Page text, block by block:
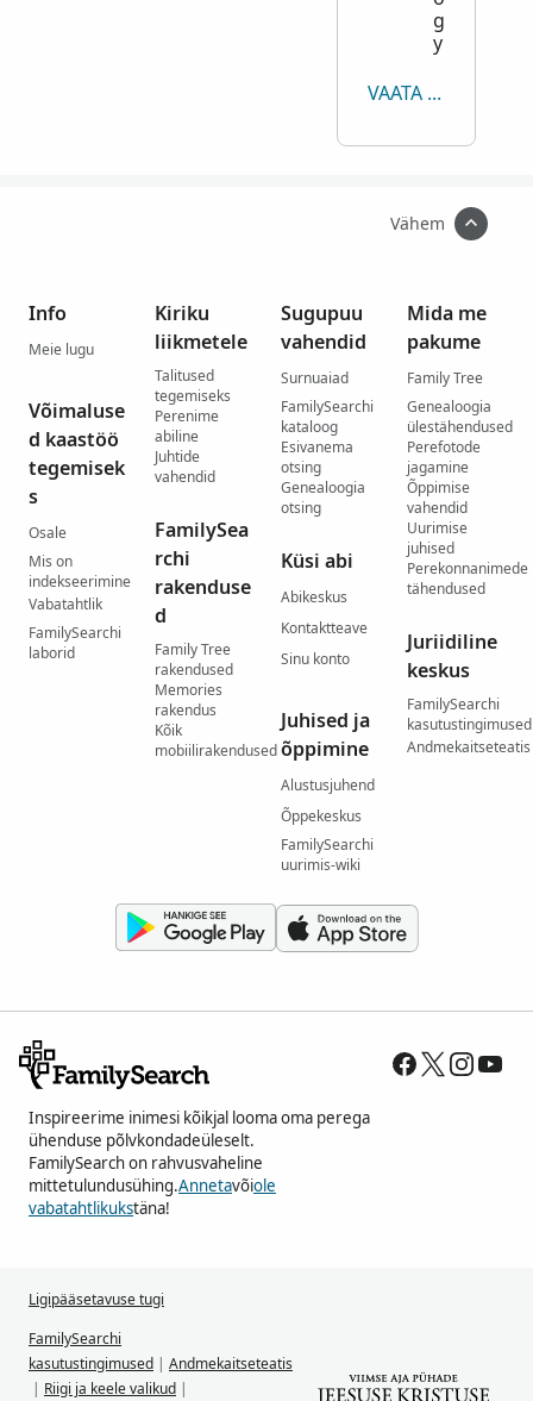
g
y
VAATA KÕIKE
Vähem
Info
Meie lugu
Võimaluse
d kaastöö
tegemisek
s
Osale
Mis on
indekseerimine
Vabatahtlik
FamilySearchi
laborid
Kiriku
liikmetele
Talitused
tegemiseks
Perenime
abiline
Juhtide
vahendid
FamilySea
rchi
rakenduse
d
Family Tree
rakendused
Memories
rakendus
Kõik
mobiilirakendused
Sugupuu
vahendid
Surnuaiad
FamilySearchi
kataloog
Esivanema
otsing
Genealoogia
otsing
Küsi abi
Abikeskus
Kontaktteave
Sinu konto
Juhised ja
õppimine
Alustusjuhend
Õppekeskus
FamilySearchi
uurimis-wiki
Mida me
pakume
Family Tree
Genealoogia
ülestähendused
Perefotode
jagamine
Õppimise
vahendid
Uurimise
juhised
Perekonnanimede
tähendused
Juriidiline
keskus
FamilySearchi
kasutustingimused
Andmekaitseteatis
Inspireerime inimesi kõikjal looma oma perega
ühenduse põlvkondadeüleselt.
FamilySearch on rahvusvaheline
mittetulundusühing.Annetavõiole
vabatahtlikukstäna!
Ligipääsetavuse tugi
FamilySearchi
kasutustingimused | Andmekaitseteatis
| Riigi ja keele valikud |